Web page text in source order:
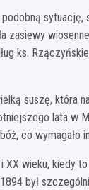
sytuację,
zasiewy
ks.
suszę, która
lata w
co wymagało
XX wieku, kiedy
był